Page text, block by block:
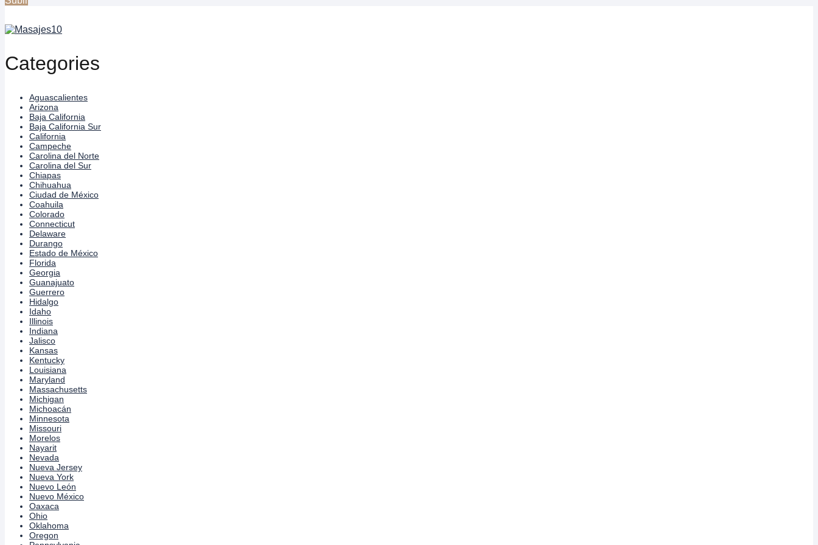
Categories
Aguascalientes
Arizona
Baja California
Baja California Sur
California
Campeche
Carolina del Norte
Carolina del Sur
Chiapas
Chihuahua
Ciudad de México
Coahuila
Colorado
Connecticut
Delaware
Durango
Estado de México
Florida
Georgia
Guanajuato
Guerrero
Hidalgo
Idaho
Illinois
Indiana
Jalisco
Kansas
Kentucky
Louisiana
Maryland
Massachusetts
Michigan
Michoacán
Minnesota
Missouri
Morelos
Nayarit
Nevada
Nueva Jersey
Nueva York
Nuevo León
Nuevo México
Oaxaca
Ohio
Oklahoma
Oregon